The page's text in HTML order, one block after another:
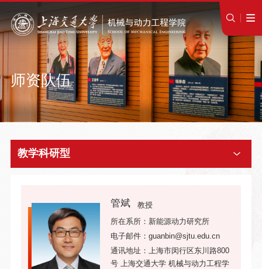
师资队伍
教学科研型
管斌
教授
所在系所：新能源动力研究所
电子邮件：guanbin@sjtu.edu.cn
通讯地址：上海市闵行区东川路800
号 上海交通大学 机械与动力工程学